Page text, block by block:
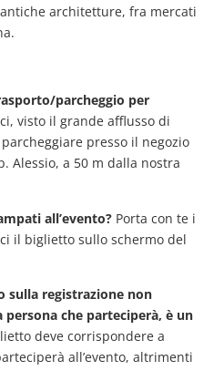
architetture, fra mercati
parcheggio per
visto il grande afflusso di
presso il negozio
Alessio, a 50 m dalla nostra
all’evento? Porta con te i
il biglietto sullo schermo del
sulla registrazione non
che parteciperà, è un
deve corrispondere a
all’evento, altrimenti